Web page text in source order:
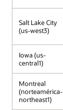
ejecutan
dentro
de
los
centros
de
datos
de
Salt Lake City
(us-west3)
Iowa (us-
central1)
Montreal
(norteamérica-
northeast1)